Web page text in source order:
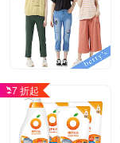
7 折起